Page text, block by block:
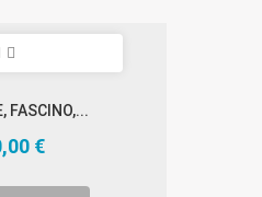
FASCINO,...
€